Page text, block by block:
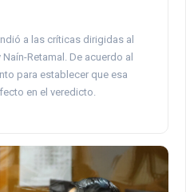
a las críticas dirigidas al
Retamal. De acuerdo al
para establecer que esa
en el veredicto.